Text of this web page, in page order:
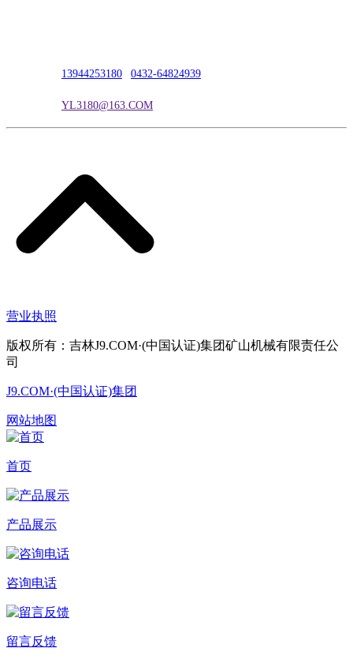
13944253180 0432-64824939
YL3180@163.COM
营业执照
版权所有：吉林J9.COM·(中国认证)集团矿山机械有限责任公
司
J9.COM·(中国认证)集团
网站地图
首页
产品展示
咨询电话
留言反馈